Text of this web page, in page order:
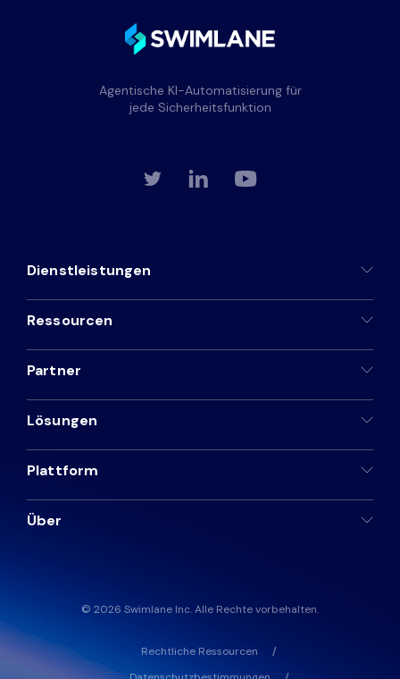
Agentische KI-Automatisierung für
jede Sicherheitsfunktion
© 2026 Swimlane Inc. Alle Rechte vorbehalten.
Rechtliche Ressourcen
Dienstleistungen
Ressourcen
Partner
Lösungen
Plattform
Über